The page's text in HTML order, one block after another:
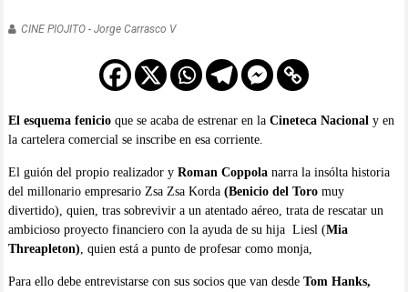
CINE PIOJITO - Jorge Carrasco V
El esquema fenicioque se acaba de estrenar en la Cineteca Nacionaly en
la cartelera comercial se inscribe en esa corriente.
El guión del propio realizador y Roman Coppolanarra la insólta historia
del millonario empresario Zsa Zsa Korda (Benicio del Toro muy
divertido), quien, tras sobrevivir a un atentado aéreo, trata de rescatar un
ambicioso proyecto financiero con la ayuda de su hija Liesl (Mia
Threapleton), quien está a punto de profesar como monja,
Para ello debe entrevistarse con sus socios que van desde Tom Hanks,